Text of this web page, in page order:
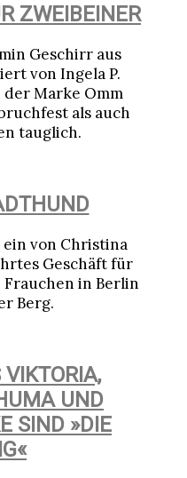
ZWEIBEINER
Geschirr aus
von Ingela P.
Marke Omm
als auch
tauglich.
von Christina
Geschäft für
in Berlin
Berg.
VIKTORIA,
UND
SIND »DIE